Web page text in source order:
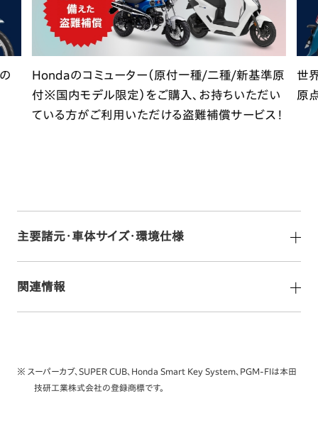
Hondaのコミューター（原付一種/二種/新基準原
付※国内モデル限定）をご購入、お持ちいただい
ている方がご利用いただける盗難補償サービス！
世
原
主要諸元・車体サイズ・環境仕様
関連情報
※ スーパーカブ、SUPER CUB、Honda Smart Key System、PGM-FIは本田
技研工業株式会社の登録商標です。